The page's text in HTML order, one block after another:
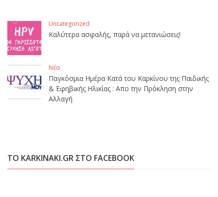
Uncategorized
Καλύτερα ασφαλής, παρά να μετανιώσεις!
Νέα
Παγκόσμια Ημέρα Κατά του Καρκίνου της Παιδικής
& Εφηβικής Ηλικίας : Απο την Πρόκληση στην
Αλλαγή
ΤΟ KARKINAKI.GR ΣΤΟ FACEBOOK